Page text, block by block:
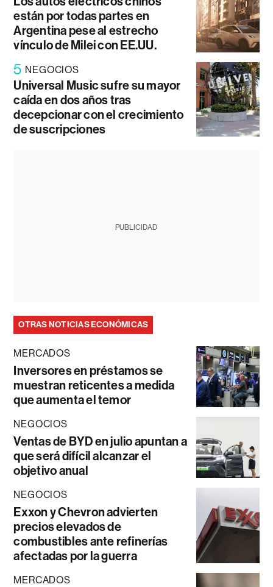
están por todas partes en
Argentina pese al estrecho
vínculo de Milei con EE.UU.
5 NEGOCIOS
Universal Music sufre su mayor
caída en dos años tras
decepcionar con el crecimiento
de suscripciones
PUBLICIDAD
OTRAS NOTICIAS ECONÓMICAS
MERCADOS
Inversores en préstamos se
muestran reticentes a medida
que aumenta el temor
NEGOCIOS
Ventas de BYD en julio apuntan a
que será difícil alcanzar el
objetivo anual
NEGOCIOS
Exxon y Chevron advierten
precios elevados de
combustibles ante refinerías
afectadas por la guerra
MERCADOS